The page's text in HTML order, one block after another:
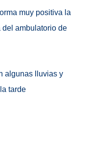
muy positiva la
del ambulatorio de
algunas lluvias y
tarde